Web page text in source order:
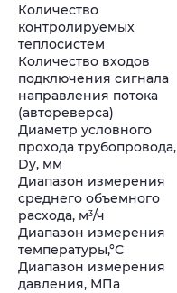
Количество
контролируемых
теплосистем
Количество входов
подключения сигнала
направления потока
(автореверса)
Диаметр условного
прохода трубопровода,
Dy, мм
Диапазон измерения
среднего объемного
расхода, м3/ч
Диапазон измерения
температуры,°С
Диапазон измерения
давления, МПа